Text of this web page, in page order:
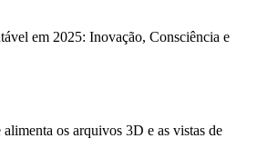
em 2025: Inovação, Consciência e
os arquivos 3D e as vistas de